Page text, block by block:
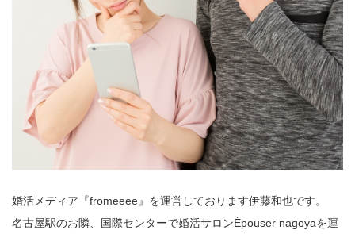
婚活メディア『fromeeee』を運営しております伊藤和也です。
名古屋駅のお隣、国際センターで婚活サロンÉpouser nagoyaを運